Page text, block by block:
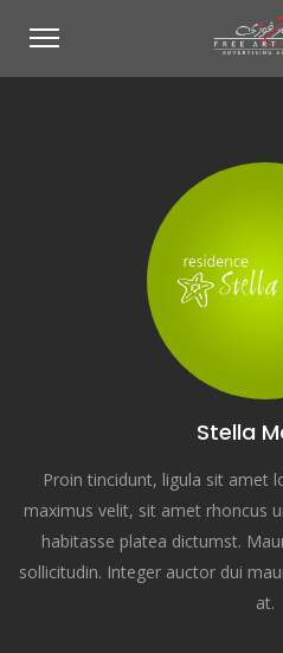
Stella
Proin tincidunt, ligula sit amet
maximus velit, sit amet rhoncus
habitasse platea dictumst.
sollicitudin. Integer auctor dui
at.